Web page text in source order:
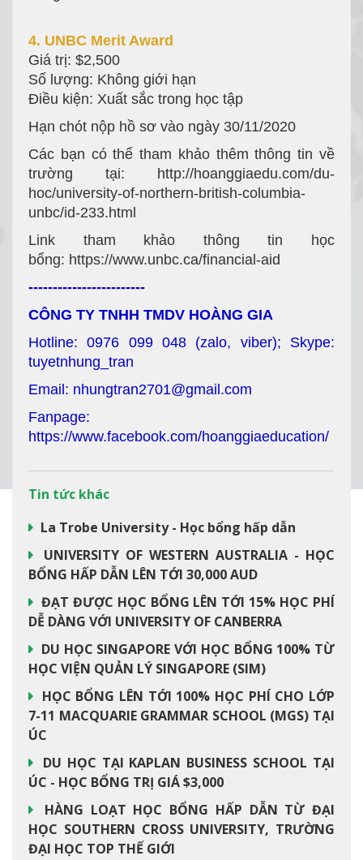
4. UNBC Merit Award
Giá trị: $2,500
Số lượng: Không giới hạn
Điều kiện: Xuất sắc trong học tập
Hạn chót nộp hồ sơ vào ngày 30/11/2020
Các bạn có thể tham khảo thêm thông tin về
trường tại: http://hoanggiaedu.com/du-
hoc/university-of-northern-british-columbia-
unbc/id-233.html
Link tham khảo thông tin học
bổng: https://www.unbc.ca/financial-aid
------------------------
CÔNG TY TNHH TMDV HOÀNG GIA
Hotline: 0976 099 048 (zalo, viber); Skype:
tuyetnhung_tran
Email: nhungtran2701@gmail.com
Fanpage:
https://www.facebook.com/hoanggiaeducation/
Tin tức khác
La Trobe University - Học bổng hấp dẫn
UNIVERSITY OF WESTERN AUSTRALIA - HỌC
BỔNG HẤP DẪN LÊN TỚI 30,000 AUD
ĐẠT ĐƯỢC HỌC BỔNG LÊN TỚI 15% HỌC PHÍ
DỄ DÀNG VỚI UNIVERSITY OF CANBERRA
DU HỌC SINGAPORE VỚI HỌC BỔNG 100% TỪ
HỌC VIỆN QUẢN LÝ SINGAPORE (SIM)
HỌC BỔNG LÊN TỚI 100% HỌC PHÍ CHO LỚP
7-11 MACQUARIE GRAMMAR SCHOOL (MGS) TẠI
ÚC
DU HỌC TẠI KAPLAN BUSINESS SCHOOL TẠI
ÚC - HỌC BỔNG TRỊ GIÁ $3,000
HÀNG LOẠT HỌC BỔNG HẤP DẪN TỪ ĐẠI
HỌC SOUTHERN CROSS UNIVERSITY, TRƯỜNG
ĐẠI HỌC TOP THẾ GIỚI